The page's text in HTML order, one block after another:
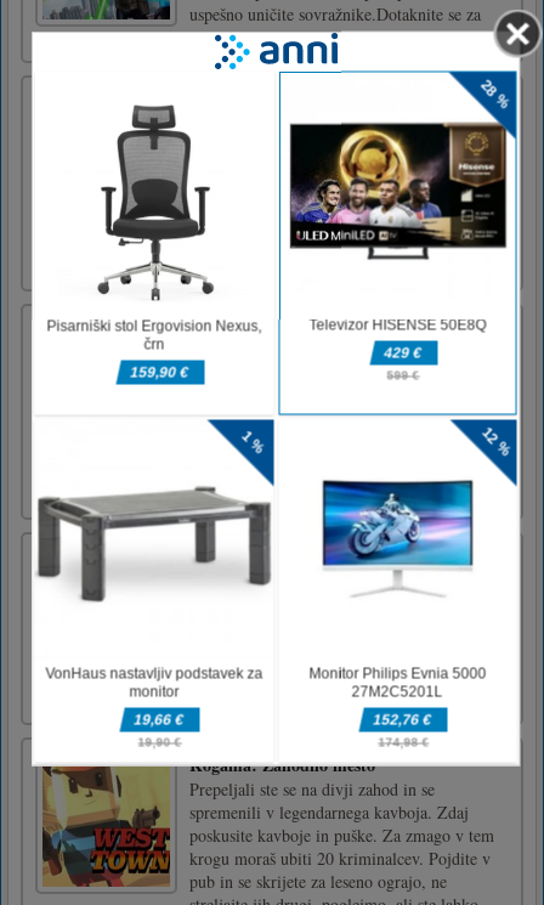
uspešno uničite sovražnike.Dotaknite se za
predvajanje.
Prvič v zgodovini dirk ali simulacij
podvodnih iger vam bo ta podvodna
kolesarska pustolovščina predstavila koncept
iger na srečo, s katerim lahko postavite
svetovne rekorde na področju preživetja na
vodi ali deskarju. Podvodne 3d igre vam dajo
želeni občutek vožnje z neverjetnim [...]
Skoči in zbiraj kovance
Skočite lik do polj in zberite kovance.
Kovanci so rezultat te igre in poskusite zbrati
Dotaknite se gumba ali preslednico na
tipkovnici ali uporabite ramenske tipke na
igralni ploščici za skok .Uživajte!Dotaknite se
gumba ali pritisnite pr [...]
Baby Tiger Care
Lili is the most adorable baby tiger, and now
still a baby kitty and needs a lot of
sleep!Mouse or tap to play
Kogama: Zahodno mesto
Prepeljali ste se na divji zahod in se
spremenili v legendarnega kavboja. Zdaj
poskusite kavboje in puške. Za zmago v tem
krogu moraš ubiti 20 kriminalcev. Pojdite v
pub in se skrijete za leseno ograjo, ne